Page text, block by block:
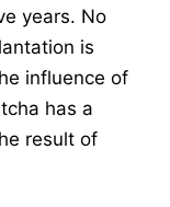
years. No
is
influence of
has a
result of